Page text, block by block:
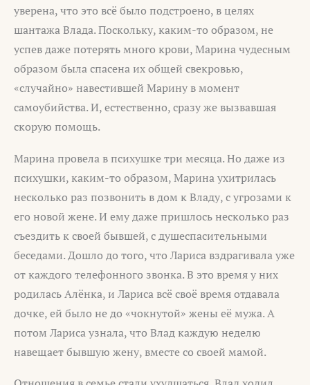
уверена, что это всё было подстроено, в целях
шантажа Влада. Поскольку, каким-то образом, не
успев даже потерять много крови, Марина чудесным
образом была спасена их общей свекровью,
«случайно» навестившей Марину в момент
самоубийства. И, естественно, сразу же вызвавшая
скорую помощь.
Марина провела в психушке три месяца. Но даже из
психушки, каким-то образом, Марина ухитрилась
несколько раз позвонить в дом к Владу, с угрозами к
его новой жене. И ему даже пришлось несколько раз
съездить к своей бывшей, с душеспасительными
беседами. Дошло до того, что Лариса вздрагивала уже
от каждого телефонного звонка. В это время у них
родилась Алёнка, и Лариса всё своё время отдавала
дочке, ей было не до «чокнутой» жены её мужа. А
потом Лариса узнала, что Влад каждую неделю
навещает бывшую жену, вместе со своей мамой.